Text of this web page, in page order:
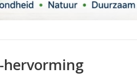
hervorming